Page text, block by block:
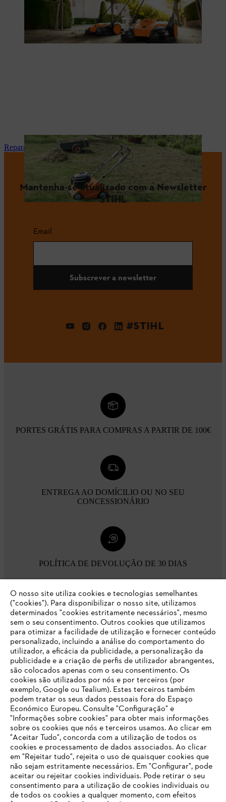
Reparação e manutenção
Mantenha-se atualizado com a Newsletter
STIHL
Email
Subscrever a newsletter
#STIHL
PORTES GRÁTIS PARA COMPRAS A PARTIR DE 100€
ENTREGA AO DOMÍCILIO OU NO SEU
CONCESSIONÁRIO
POLÍTICA DE DEVOLUÇÃO DE 30 DIAS
Opções de pagamento
Empresa
FAQs Loja Online
Contacto
O SEU NAVEGADOR NÃO SUPORTA
ESTE WEBSITE
Está utilizar um navegador que ainda não suportamos. Para
obter o melhor uso de nosso site, recomendamos que altere
para um dos seguintes navegadores:
O nosso site utiliza cookies e tecnologias semelhantes
("cookies"). Para disponibilizar o nosso site, utilizamos
determinados "cookies estritamente necessários", mesmo
sem o seu consentimento. Outros cookies que utilizamos
para otimizar a facilidade de utilização e fornecer conteúdo
personalizado, incluindo a análise do comportamento do
utilizador, a eficácia da publicidade, a personalização da
publicidade e a criação de perfis de utilizador abrangentes,
são colocados apenas com o seu consentimento. Os
cookies são utilizados por nós e por terceiros (por
exemplo, Google ou Tealium). Estes terceiros também
podem tratar os seus dados pessoais fora do Espaço
Económico Europeu. Consulte "Configuração" e
"Informações sobre cookies" para obter mais informações
sobre os cookies que nós e terceiros usamos. Ao clicar em
"Aceitar Tudo", concorda com a utilização de todos os
cookies e processamento de dados associados. Ao clicar
em "Rejeitar tudo", rejeita o uso de quaisquer cookies que
não sejam estritamente necessários. Em "Configurar", pode
aceitar ou rejeitar cookies individuais. Pode retirar o seu
consentimento para a utilização de cookies individuais ou
de todos os cookies a qualquer momento, com efeitos